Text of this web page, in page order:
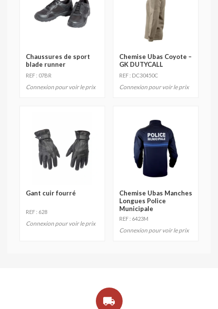
Chaussures de sport
blade runner
REF : 07BR
Connexion pour voir le prix
Chemise Ubas Coyote –
GK DUTYCALL
REF : DC30450C
Connexion pour voir le prix
Gant cuir fourré
REF : 628
Connexion pour voir le prix
Chemise Ubas Manches
Longues Police
Municipale
REF : 6423M
Connexion pour voir le prix
